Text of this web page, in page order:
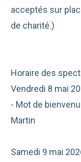
acceptés sur
de charité.)
Horaire des
Vendredi 8 mai
- Mot de
Martin
Samedi 9 mai